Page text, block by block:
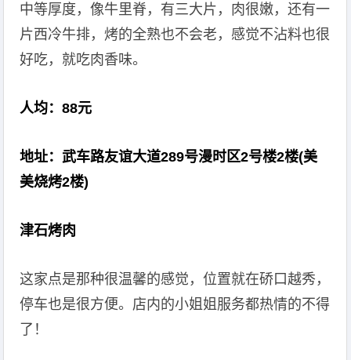
中等厚度，像牛里脊，有三大片，肉很嫩，还有一
片西冷牛排，烤的全熟也不会老，感觉不沾料也很
好吃，就吃肉香味。
人均：88元
地址：武车路友谊大道289号漫时区2号楼2楼(美
美烧烤2楼)
津石烤肉
这家点是那种很温馨的感觉，位置就在硚口越秀，
停车也是很方便。店内的小姐姐服务都热情的不得
了！